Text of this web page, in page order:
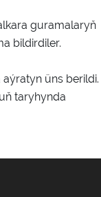
guramalaryň
bildirdiler.
üns berildi.
taryhynda